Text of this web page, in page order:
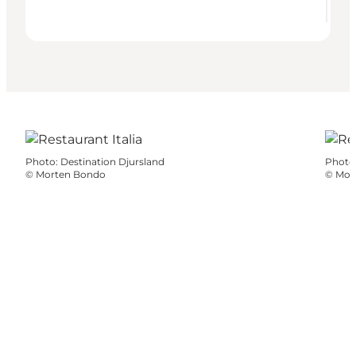
Photo: Destination Djursland
© Morten Bondo
Photo
©